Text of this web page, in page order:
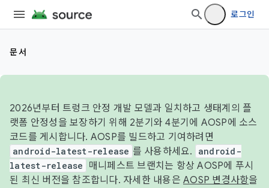
로그인
문서
2026년부터 트렁크 안정 개발 모델과 일치하고 생태계의 플
랫폼 안정성을 보장하기 위해 2분기와 4분기에 AOSP에 소스
코드를 게시합니다. AOSP를 빌드하고 기여하려면
android-latest-release 를 사용하세요.
android-
latest-release
매니페스트 브랜치는 항상 AOSP에 푸시
된 최신 버전을 참조합니다. 자세한 내용은 AOSP 변경사항을